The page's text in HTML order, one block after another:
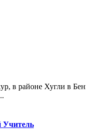
в районе Хугли в
Учитель